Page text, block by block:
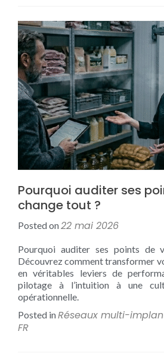
Pourquoi auditer ses
change tout ?
Posted on22 mai 2026
Pourquoi auditer ses points de
Découvrez comment transformer
en véritables leviers de
pilotage à l’intuition à une
opérationnelle.
Posted inRéseaux multi-
FR